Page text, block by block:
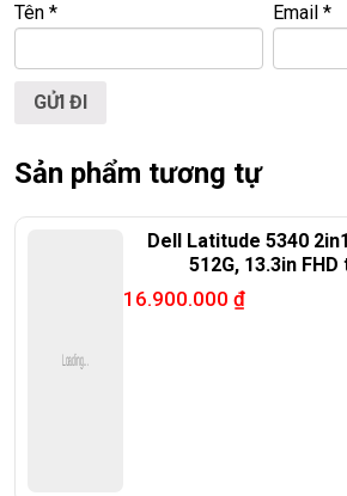
Tên * Email*
Sản phẩm tương tự
Dell Latitude 5340
512G, 13.3in
16.900.000 ₫